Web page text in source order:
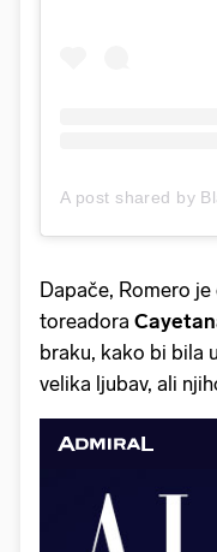
Dapače, Romero
toreadora
braku, kako bi bila
velika ljubav, ali